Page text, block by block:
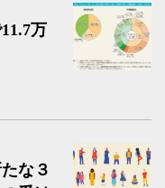
万
な３